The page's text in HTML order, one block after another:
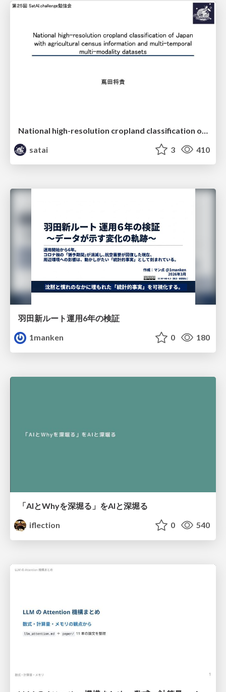
satai
3 410
羽田新ルート運用6年の検証
1manken
0 180
「AIとWhyを深堀る」をAIと深堀る
iflection
0 540